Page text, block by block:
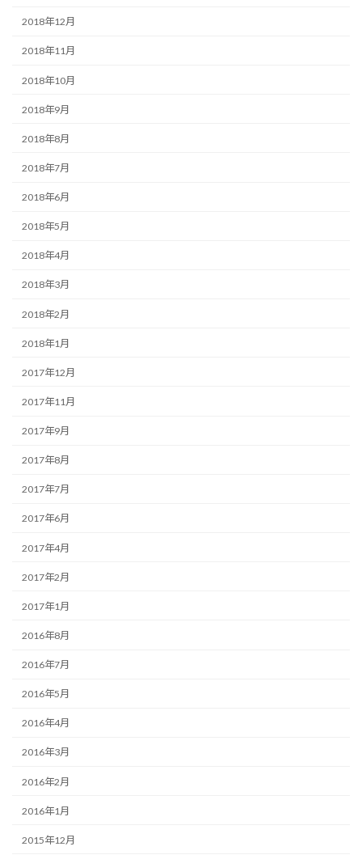
2018年12月
2018年11月
2018年10月
2018年9月
2018年8月
2018年7月
2018年6月
2018年5月
2018年4月
2018年3月
2018年2月
2018年1月
2017年12月
2017年11月
2017年9月
2017年8月
2017年7月
2017年6月
2017年4月
2017年2月
2017年1月
2016年8月
2016年7月
2016年5月
2016年4月
2016年3月
2016年2月
2016年1月
2015年12月